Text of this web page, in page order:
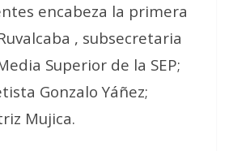
encabeza la primera
, subsecretaria
Superior de la SEP;
Gonzalo Yáñez;
Mujica.